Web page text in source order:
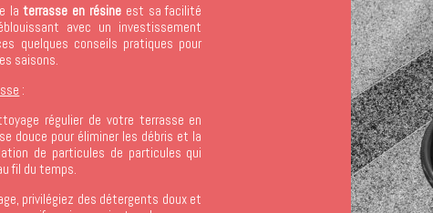
laterrasse en résineest sa facilité
avec un investissement
quelques conseils pratiques pour
saisons.
:
régulier de votre terrasse en
douce pour éliminer les débris et la
de particules de particules qui
fil du temps.
privilégiez des détergents doux et